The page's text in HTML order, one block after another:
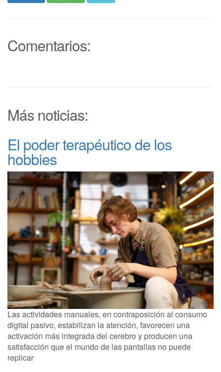
Comentarios:
Más noticias:
El poder terapéutico de los
hobbies
Las actividades manuales, en contraposición al consumo
digital pasivo, estabilizan la atención, favorecen una
activación más integrada del cerebro y producen una
satisfacción que el mundo de las pantallas no puede
replicar